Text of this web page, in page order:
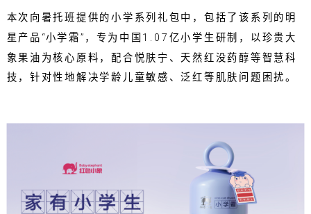
本次向暑托班提供的小学系列礼包中，包括了该系列的明
星产品“小学霜”，专为中国1.07亿小学生研制，以珍贵大
象果油为核心原料，配合悦肤宁、天然红没药醇等智慧科
技，针对性地解决学龄儿童敏感、泛红等肌肤问题困扰。